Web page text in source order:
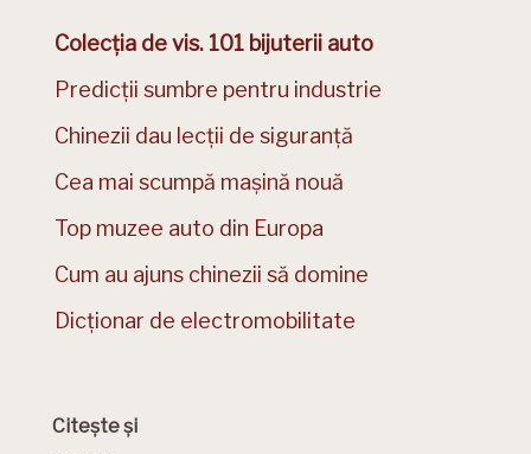
Colecția de vis. 101 bijuterii auto
Predicții sumbre pentru industrie
Chinezii dau lecții de siguranță
Cea mai scumpă mașină nouă
Top muzee auto din Europa
Cum au ajuns chinezii să domine
Dicționar de electromobilitate
Citește și